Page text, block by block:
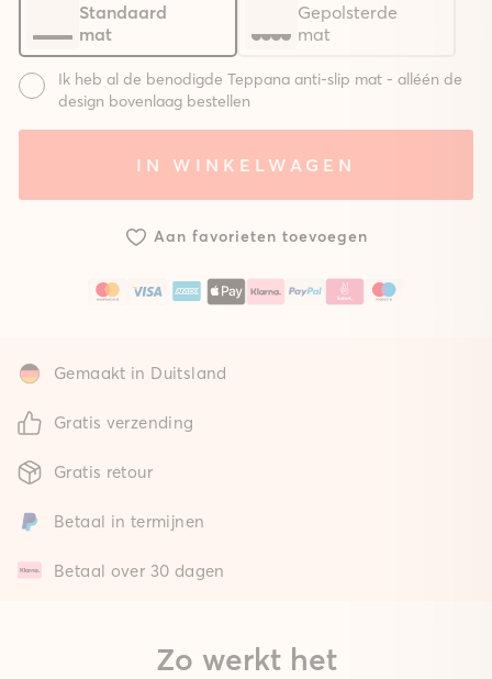
Standaard
mat
Gepolsterde
mat
Ik heb al de benodigde Teppana anti-slip mat - alléén de
design bovenlaag bestellen
gepolsterde
mat
IN WINKELWAGEN
Aan favorieten toevoegen
Gemaakt in Duitsland
Gratis verzending
Gratis retour
Betaal in termijnen
Betaal over 30 dagen
Zo werkt het